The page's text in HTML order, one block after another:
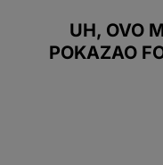
UH, OVO
POKAZAO